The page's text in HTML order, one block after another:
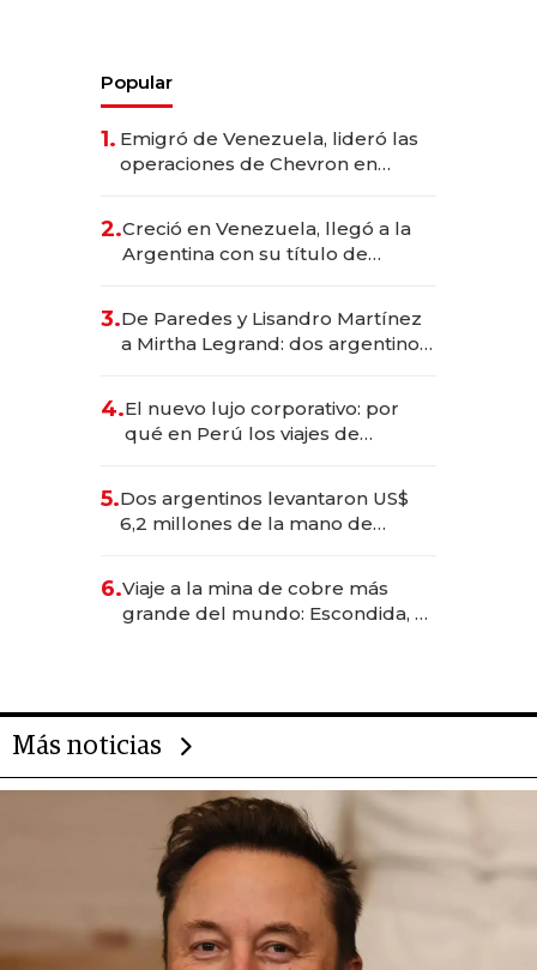
Popular
1. Emigró de Venezuela, lideró las
operaciones de Chevron en
2.Creció en Venezuela, llegó a la
Argentina con su título de
las marcas "fast premium"
3.De Paredes y Lisandro Martínez
a Mirtha Legrand: dos argentinos
4.El nuevo lujo corporativo: por
qué en Perú los viajes de
para convertirse en experiencias
transformadoras
5.Dos argentinos levantaron US$
6,2 millones de la mano de
6.Viaje a la mina de cobre más
grande del mundo: Escondida, el
Más noticias